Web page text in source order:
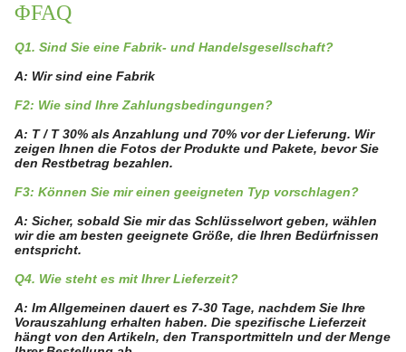
ΦFAQ
Q1. Sind Sie eine Fabrik- und Handelsgesellschaft?
A: Wir sind eine Fabrik
F2: Wie sind Ihre Zahlungsbedingungen?
A: T / T 30% als Anzahlung und 70% vor der Lieferung. Wir
zeigen Ihnen die Fotos der Produkte und Pakete, bevor Sie
den Restbetrag bezahlen.
F3: Können Sie mir einen geeigneten Typ vorschlagen?
A: Sicher, sobald Sie mir das Schlüsselwort geben, wählen
wir die am besten geeignete Größe, die Ihren Bedürfnissen
entspricht.
Q4. Wie steht es mit Ihrer Lieferzeit?
A: Im Allgemeinen dauert es 7-30 Tage, nachdem Sie Ihre
Vorauszahlung erhalten haben. Die spezifische Lieferzeit
hängt von den Artikeln, den Transportmitteln und der Menge